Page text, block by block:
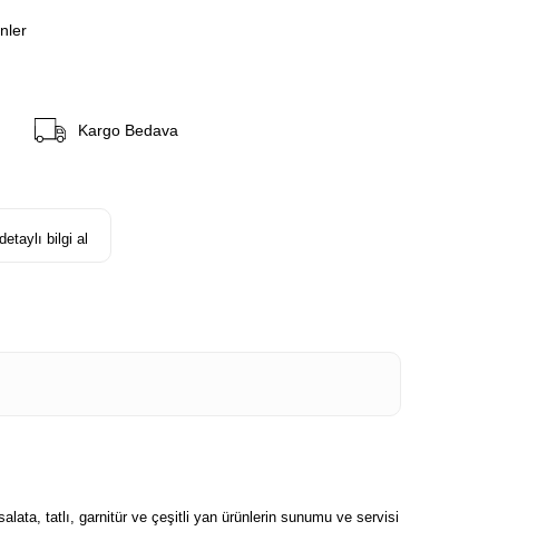
Kargo Bedava
bilgi al
tatlı, garnitür ve çeşitli yan ürünlerin sunumu ve servisi